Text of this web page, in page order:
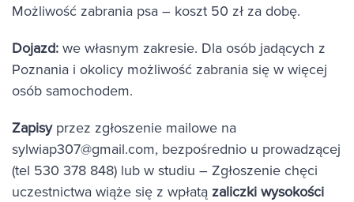
Możliwość zabrania psa – koszt 50 zł za dobę.
Dojazd: we własnym zakresie. Dla osób jadących z
Poznania i okolicy możliwość zabrania się w więcej
osób samochodem.
Zapisy przez zgłoszenie mailowe na
sylwiap307@gmail.com, bezpośrednio u prowadzącej
(tel 530 378 848) lub w studiu – Zgłoszenie chęci
uczestnictwa wiąże się z wpłatą zaliczki wysokości